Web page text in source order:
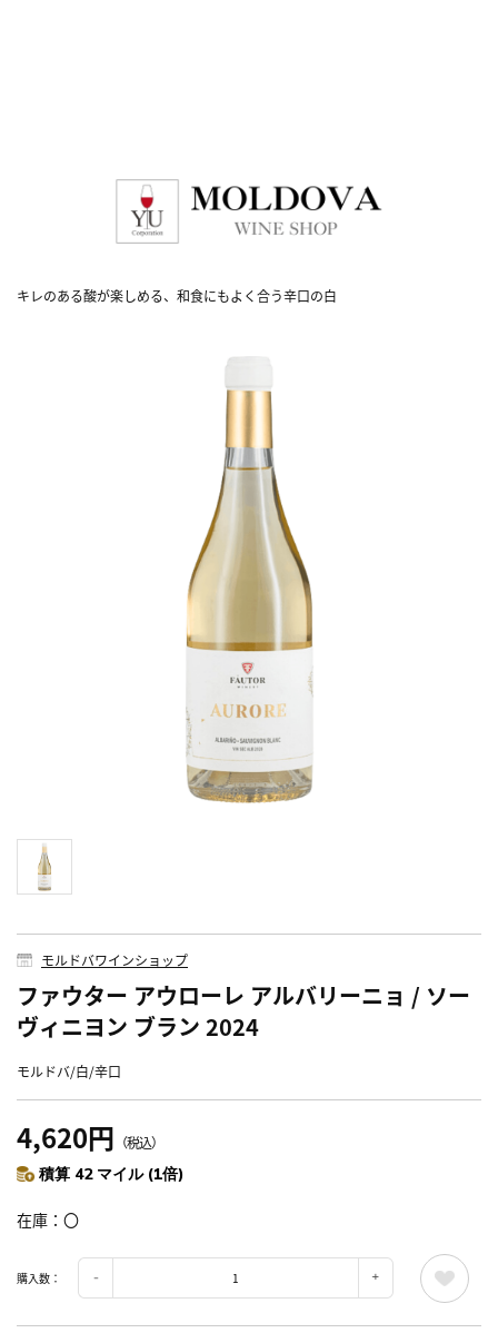
キレのある酸が楽しめる、和食にもよく合う辛口の白
モルドバワインショップ
ファウター アウローレ アルバリーニョ / ソー
ヴィニヨン ブラン 2024
モルドバ/白/辛口
4,620円 （税込）
積算 42 マイル (1倍)
在庫 〇
購入数：